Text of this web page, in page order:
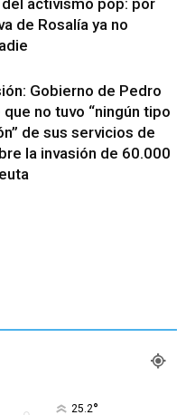
activismo pop: por
de Rosalía ya no
Gobierno de Pedro
no tuvo “ningún tipo
de sus servicios de
la invasión de 60.000
25.2°